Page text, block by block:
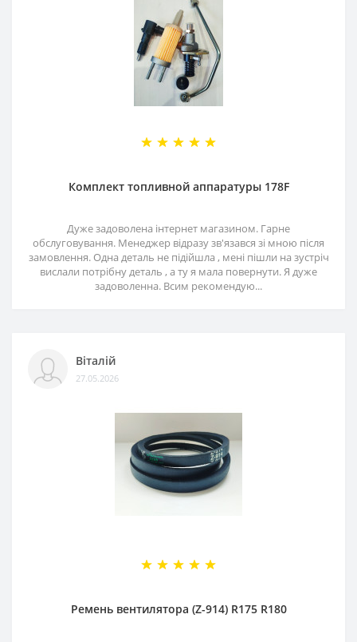
Комплект топливной аппаратуры 178F
Дуже задоволена інтернет магазином. Гарне
обслуговування. Менеджер відразу зв'язався зі мною після
замовлення. Одна деталь не підійшла , мені пішли на зустріч
вислали потрібну деталь , а ту я мала повернути. Я дуже
задоволенна. Всим рекомендую...
Віталій
27.05.2026
Ремень вентилятора (Z-914) R175 R180